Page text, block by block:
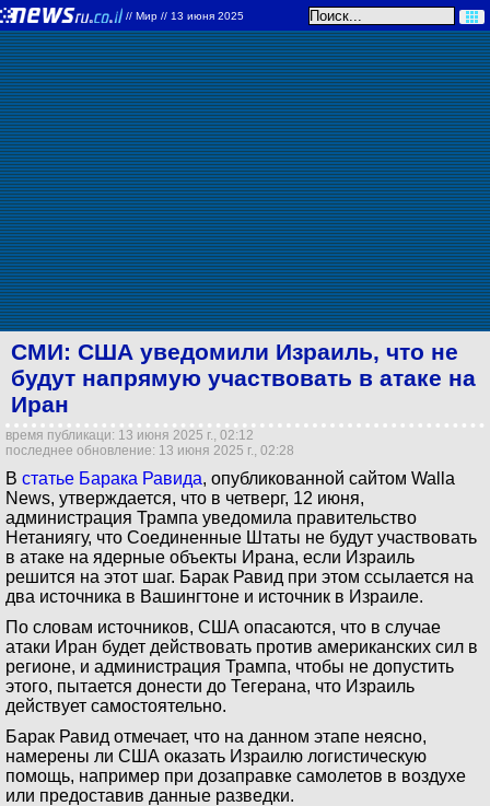
// Мир // 13 июня 2025
СМИ: США уведомили Израиль, что не
будут напрямую участвовать в атаке на
Иран
время публикаци: 13 июня 2025 г., 02:12
последнее обновление: 13 июня 2025 г., 02:28
В статье Барака Равида, опубликованной сайтом Walla
News, утверждается, что в четверг, 12 июня,
администрация Трампа уведомила правительство
Нетаниягу, что Соединенные Штаты не будут участвовать
в атаке на ядерные объекты Ирана, если Израиль
решится на этот шаг. Барак Равид при этом ссылается на
два источника в Вашингтоне и источник в Израиле.
По словам источников, США опасаются, что в случае
атаки Иран будет действовать против американских сил в
регионе, и администрация Трампа, чтобы не допустить
этого, пытается донести до Тегерана, что Израиль
действует самостоятельно.
Барак Равид отмечает, что на данном этапе неясно,
намерены ли США оказать Израилю логистическую
помощь, например при дозаправке самолетов в воздухе
или предоставив данные разведки.